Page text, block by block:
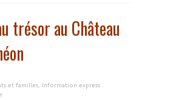
trésor au Château
et familles, Information express